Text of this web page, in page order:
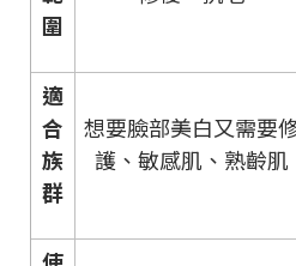
圍
適
合
族
群
想要臉部美白又需要
護、敏感肌、熟齡肌